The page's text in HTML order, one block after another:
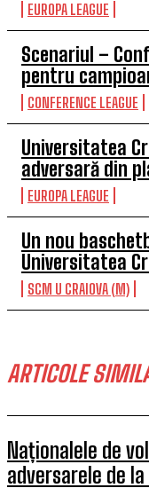
EUROPA LEAGUE
Scenariul –
pentru
CONFERENCE LEAGUE
Universitatea
adversară din
EUROPA LEAGUE
Un nou
Universitatea
SCM U CRAIOVA (M)
ARTICOLE
Naționalele de
adversarele de